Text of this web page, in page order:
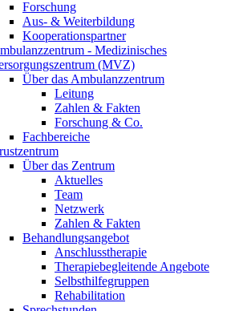
Forschung
Aus- & Weiterbildung
Kooperationspartner
- Medizinisches
(MVZ)
Über das Ambulanzzentrum
Leitung
Zahlen & Fakten
Forschung & Co.
Fachbereiche
Über das Zentrum
Aktuelles
Team
Netzwerk
Zahlen & Fakten
Behandlungsangebot
Anschlusstherapie
Therapiebegleitende Angebote
Selbsthilfegruppen
Rehabilitation